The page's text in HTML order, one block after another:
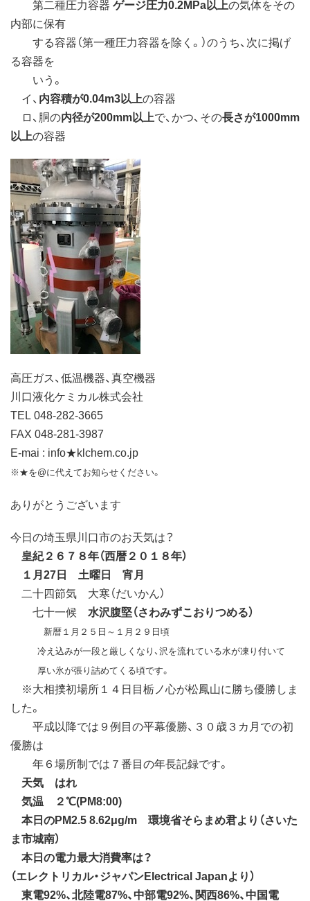
第二種圧力容器 ゲージ圧力0.2MPa以上の気体をその
内部に保有
する容器（第一種圧力容器を除く。）のうち、次に掲げ
る容器を
いう。
イ、 内容積が0.04m3以上の容器
ロ、胴の内径が200mm以上で、かつ、その長さが1000mm
以上の容器
高圧ガス、低温機器、真空機器
川口液化ケミカル株式会社
TEL 048-282-3665
FAX 048-281-3987
E-mai : info★klchem.co.jp
※★を@に代えてお知らせください。
ありがとうございます
今日の埼玉県川口市のお天気は？
皇紀２６７８年（西暦２０１８年）
１月27日 土曜日 宵月
二十四節気 大寒（だいかん）
七十一候 水沢腹堅（さわみずこおりつめる）
新暦１月２５日～１月２９日頃
冷え込みが一段と厳しくなり、沢を流れている水が凍り付いて
厚い氷が張り詰めてくる頃です。
※大相撲初場所１４日目栃ノ心が松鳳山に勝ち優勝しま
した。
平成以降では９例目の平幕優勝、３０歳３カ月での初
優勝は
年６場所制では７番目の年長記録です。
天気 はれ
気温 ２℃(PM8:00)
本日のPM2.5 8.62μg/m 環境省そらまめ君より（さいた
ま市城南）
本日の電力最大消費率は？
（エレクトリカル・ジャパンElectrical Japanより）
東電92%、北陸電87%、中部電92%、関西86%、中国電